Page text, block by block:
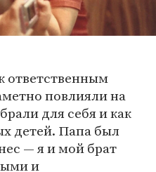
ответственным
повлияли на
для себя и как
детей. Папа был
— я и мой брат
и